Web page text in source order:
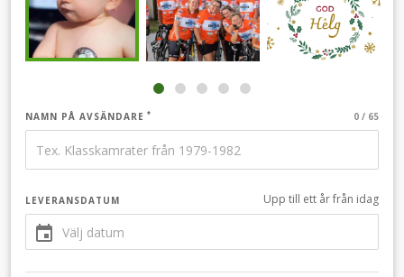
NAMN PÅ AVSÄNDARE
LEVERANSDATUM Upp till ett år från idag